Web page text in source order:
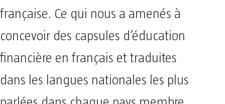
française. Ce qui nous a amenés à
concevoir des capsules d’éducation
financière en français et traduites
dans les langues nationales les plus